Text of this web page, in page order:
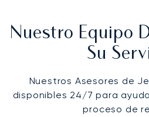
Nuestro Equipo
Su
Nuestros Asesores de
disponibles 24/7 para
proceso de